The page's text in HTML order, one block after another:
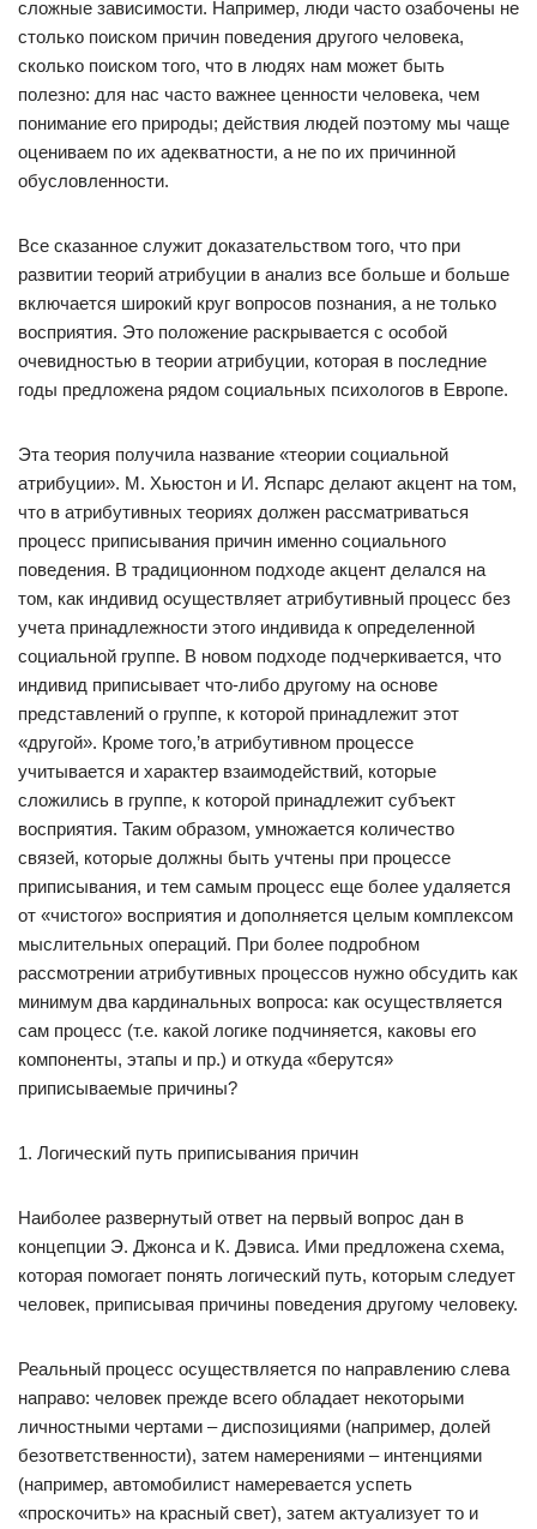
сложные зависимости. Например, люди часто озабочены не
столько поиском причин поведения другого человека,
сколько поиском того, что в людях нам может быть
полезно: для нас часто важнее ценности человека, чем
понимание его природы; действия людей поэтому мы чаще
оцениваем по их адекватности, а не по их причинной
обусловленности.
Все сказанное служит доказательством того, что при
развитии теорий атрибуции в анализ все больше и больше
включается широкий круг вопросов познания, а не только
восприятия. Это положение раскрывается с особой
очевидностью в теории атрибуции, которая в последние
годы предложена рядом социальных психологов в Европе.
Эта теория получила название «теории социальной
атрибуции». М. Хьюстон и И. Яспарс делают акцент на том,
что в атрибутивных теориях должен рассматриваться
процесс приписывания причин именно социального
поведения. В традиционном подходе акцент делался на
том, как индивид осуществляет атрибутивный процесс без
учета принадлежности этого индивида к определенной
социальной группе. В новом подходе подчеркивается, что
индивид приписывает что-либо другому на основе
представлений о группе, к которой принадлежит этот
«другой». Кроме того,’в атрибутивном процессе
учитывается и характер взаимодействий, которые
сложились в группе, к которой принадлежит субъект
восприятия. Таким образом, умножается количество
связей, которые должны быть учтены при процессе
приписывания, и тем самым процесс еще более удаляется
от «чистого» восприятия и дополняется целым комплексом
мыслительных операций. При более подробном
рассмотрении атрибутивных процессов нужно обсудить как
минимум два кардинальных вопроса: как осуществляется
сам процесс (т.е. какой логике подчиняется, каковы его
компоненты, этапы и пр.) и откуда «берутся»
приписываемые причины?
1. Логический путь приписывания причин
Наиболее развернутый ответ на первый вопрос дан в
концепции Э. Джонса и К. Дэвиса. Ими предложена схема,
которая помогает понять логический путь, которым следует
человек, приписывая причины поведения другому человеку.
Реальный процесс осуществляется по направлению слева
направо: человек прежде всего обладает некоторыми
личностными чертами – диспозициями (например, долей
безответственности), затем намерениями – интенциями
(например, автомобилист намеревается успеть
«проскочить» на красный свет), затем актуализует то и